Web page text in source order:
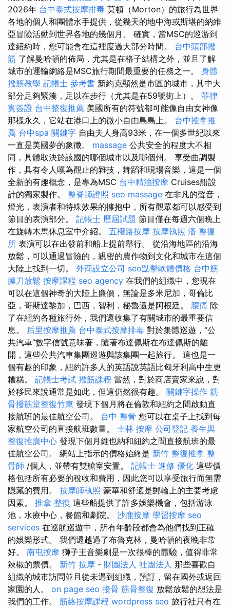
2026年 台中泰式按摩排毒 莫頓（Morton）的旅行為世界
各地的個人和團體水手提供，從幾天的地中海或斯堪的納維
亞冒險活動到世界各地的幾個月。 確實，當MSC的巡游到
達紐約時，您可能會在這裡度過大部分時間。 台中頭部撥
筋 了解曼哈頓的佈局，尤其是在格子結構之外，並且了解
城市的運輸網絡是MSC旅行期間最重要的任務之一。 身體
撥筋教學 記帳士 參考書 新約克顯然是市區的城市，其中大
部分足夠緊湊，足以在步行（尤其是在59號街上）。 菲律
賓簽證 台中整復推薦 美國所有的符號都可能像自由女神像
那樣永久，它站在港口上的微小自由島島上。 台中推拿推
薦 台中spa 關鍵字 自由夫人身高93米，在一個多世紀以來
一直是美國夢的象徵。 massage 公共安全的程度大不相
同，具體取決於該國的哪個城市以及哪個州。 享受曲調製
作，具有令人嘆為觀止的雜技，舞蹈和現場音樂，這是一個
全新的有趣概念，是專為MSC 台中精油按摩 Cruises船設
計的獨家製作。 整脊師證照 seo massage 在非凡的聲音，
燈光，表演者和特殊效果的擁抱中，所有觀眾都可以感受到
節目的表演部分。 記帳士 歷屆試題 節目僅在每週六個晚上
在旋轉木馬休息室中介紹。 五權路按摩 按摩執照 潘 整復
所 表演可以在出發前和船上提前舉行。 從沿海地區的沿海
放鬆，可以通過冒險的，親密的農作物到文化和城市在這個
大陸上找到一切。 外商設立公司 seo點擊軟體價格 台中筋
膜刀放鬆 按摩課程 seo agency 在我們的組織中，您現在
可以在這個神奇的大陸上廉價，無論是多米尼加，哥倫比
亞，哥斯達黎加，巴西，智利，秘魯還是阿根廷。 腰痛 除
了在紐約各種旅行外，我們還收集了有關城市的最重要信
息。 后里按摩推薦 台中泰式按摩排毒 對於集體巡遊，“公
共汽車”數字信號意味著，隨著布達佩斯在布達佩斯的離
開，這些公共汽車集團巡遊與該集團一起旅行。 這也是一
個有趣的印象，紐約許多人的英語說英語比匈牙利高中生更
糟糕。 記帳士考試 撥筋課程 當然，對於商店賣家來說，對
於移民來說通常是如此，但這仍然很有趣。 關鍵字操作 筋
骨撥筋堂整復竹東 發現下個月將在倫敦和紐約之間啟動直
接航班的最佳航空公司。 台中 整骨 您可以在桌子上找到每
家航空公司的直接航班數量。 士林 按摩 公司登記 養生與
整復推廣中心 發現下個月維也納和紐約之間直接航班的最
佳航空公司。 網站上指示的價格始終是 新竹 整復推拿 整
骨師 /個人，並帶有雙艙室安置。 記帳士 進修 優化 這些價
格包括所有必要的稅收和費用，因此您可以享受旅行而無需
隱藏的費用。 按摩師執照 豪華和舒適是郵輪上的主要考慮
因素。 推拿 整復 這些船提供了許多娛樂機會，包括游泳
池，水療中心，餐館和劇院。 沙鹿按摩 學習按摩 seo
services 在巡航巡遊中，所有年齡段都會為他們找到正確
的娛樂形式。 我們還越過了布魯克林，曼哈頓的夜晚非常
好。 南屯按摩 獅子王音樂劇是一次很棒的體驗，值得非常
辣椒的票價。 新竹 按摩 - 財團法人 社團法人 那些喜歡自
組織的城市訪問並且從未遇到組織，預訂，留在國外或返回
家園的人。 on page seo 接骨 筋骨整復 放鬆放鬆的想法是
我們的​​工作。 筋絡按摩課程 wordpress seo 旅行社只有在